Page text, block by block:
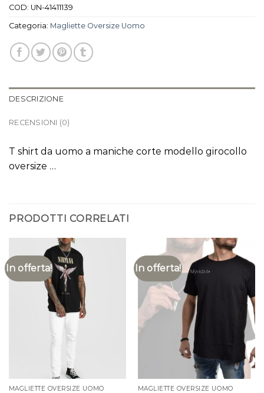
COD: UN-41411139
Categoria: Magliette Oversize Uomo
DESCRIZIONE
RECENSIONI (0)
T shirt da uomo a maniche corte modello girocollo
oversize …
PRODOTTI CORRELATI
In offerta!
MAGLIETTE OVERSIZE UOMO
In offerta!
MAGLIETTE OVERSIZE UOMO